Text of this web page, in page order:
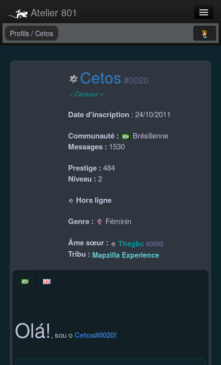
Atelier 801
Forums
Profils / Cetos
Cetos #0020
« Censeur »
Date d'inscription : 24/10/2011
Communauté : Brésilienne
Messages : 1530
Prestige : 484
Niveau : 2
Hors ligne
Genre :
Féminin
Âme sœur : Thegbc #0095
Tribu : Mapzilla Experience
Olá!, sou oCetos#0020!